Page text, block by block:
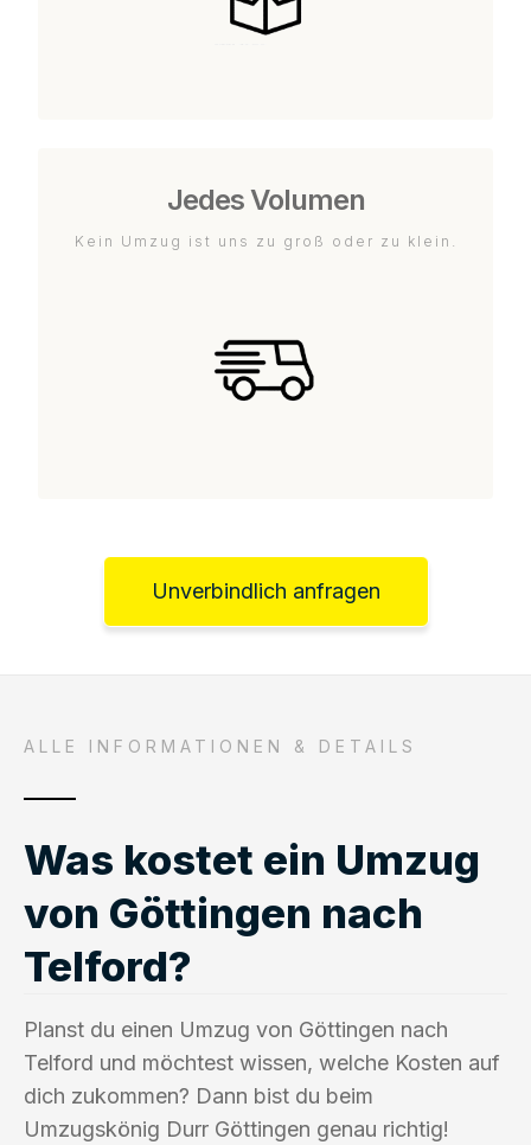
Jedes Volumen
Kein Umzug ist uns zu groß oder zu klein.
Unverbindlich anfragen
ALLE INFORMATIONEN & DETAILS
Was kostet ein Umzug
von Göttingen nach
Telford?
Planst du einen Umzug von Göttingen nach
Telford und möchtest wissen, welche Kosten auf
dich zukommen? Dann bist du beim
Umzugskönig Durr Göttingen genau richtig!